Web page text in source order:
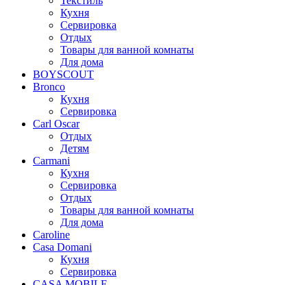
Кухня
Сервировка
Отдых
Товары для ванной комнаты
Для дома
BOYSCOUT
Bronco
Кухня
Сервировка
Carl Oscar
Отдых
Детям
Carmani
Кухня
Сервировка
Отдых
Товары для ванной комнаты
Для дома
Caroline
Casa Domani
Кухня
Сервировка